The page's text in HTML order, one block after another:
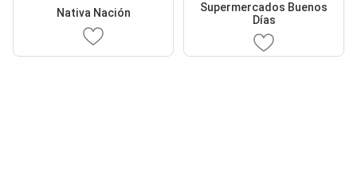
Nativa Nación
Supermercados Buenos
Días